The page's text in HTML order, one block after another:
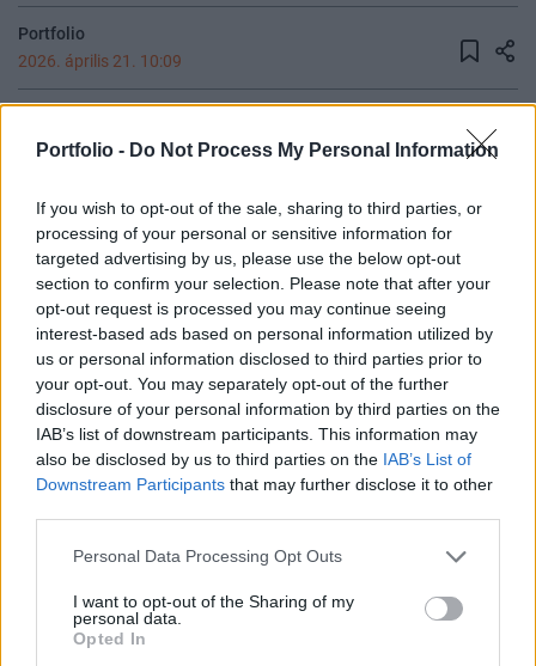
Portfolio - Do Not Process My Personal Information
If you wish to opt-out of the sale, sharing to third parties, or
processing of your personal or sensitive information for
targeted advertising by us, please use the below opt-out
section to confirm your selection. Please note that after your
opt-out request is processed you may continue seeing
interest-based ads based on personal information utilized by
us or personal information disclosed to third parties prior to
your opt-out. You may separately opt-out of the further
disclosure of your personal information by third parties on the
IAB’s list of downstream participants. This information may
also be disclosed by us to third parties on the IAB’s List of
Downstream Participants that may further disclose it to other
Personal Data Processing Opt Outs
I want to opt-out of the Sharing of my
personal data.
Opted In
Portfolio
2026. április 21. 10:09
pilóta nélküli vízfelszíni járműről indított elfogó
típusú támadó drónt. Ez az első dokumentált eset
arra, hogy tengeri drónt használtak légvédelmi
platformként - írta az Army Recognition.
A közzétett felvételen jól látható, hogy az elfogó drón
függőlegesen emelkedik fel a jármű nyitott rekeszéből.
Mivel sem katapultot, sem indítóberendezést nem
használtak, a technológia egyértelműen egy multikopteres
megoldásra utal. Az eszköz a felszállást követően
közvetlenül a célpont felé vette az irányt, majd repülés
A keresett cikk a portfolio.hu hírarchívumához
tartozik, melynek olvasása előfizetéses